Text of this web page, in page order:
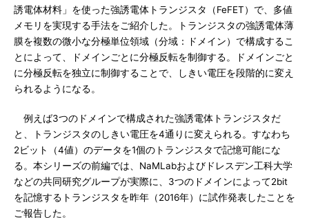
誘電体材料」を使った強誘電体トランジスタ（FeFET）で、多値
メモリを実現する手法をご紹介した。トランジスタの強誘電体薄
膜を複数の微小な分極単位領域（分域：ドメイン）で構成するこ
とによって、ドメインごとに分極反転を制御する。ドメインごと
に分極反転を独立に制御することで、しきい電圧を段階的に変え
られるようになる。
例えば3つのドメインで構成された強誘電体トランジスタだ
と、トランジスタのしきい電圧を4通りに変えられる。すなわち
2ビット（4値）のデータを1個のトランジスタで記憶可能にな
る。本シリーズの前編では、NaMLabおよびドレスデン工科大学
などの共同研究グループが実際に、3つのドメインによって2bit
を記憶するトランジスタを昨年（2016年）に試作発表したことを
ご報告した。